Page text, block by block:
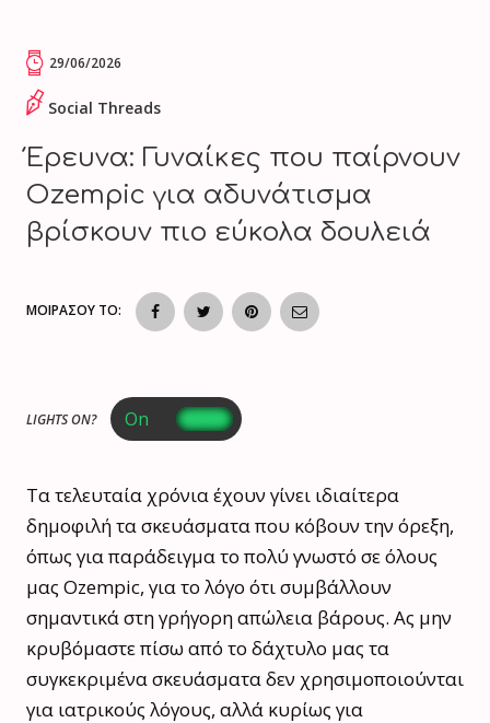
29/06/2026
Social Threads
Έρευνα: Γυναίκες που παίρνουν
Ozempic για αδυνάτισμα
βρίσκουν πιο εύκολα δουλειά
ΜΟΙΡΑΣΟΥ ΤΟ:
LIGHTS ON?
Τα τελευταία χρόνια έχουν γίνει ιδιαίτερα
δημοφιλή τα σκευάσματα που κόβουν την όρεξη,
όπως για παράδειγμα το πολύ γνωστό σε όλους
μας Ozempic, για το λόγο ότι συμβάλλουν
σημαντικά στη γρήγορη απώλεια βάρους. Ας μην
κρυβόμαστε πίσω από το δάχτυλο μας τα
συγκεκριμένα σκευάσματα δεν χρησιμοποιούνται
για ιατρικούς λόγους, αλλά κυρίως για